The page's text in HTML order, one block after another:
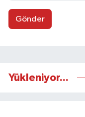
Gönder
Yükleniyor...